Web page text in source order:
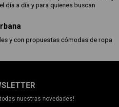
día a día y para quienes buscan
y con propuestas cómodas de ropa
nuestras novedades!